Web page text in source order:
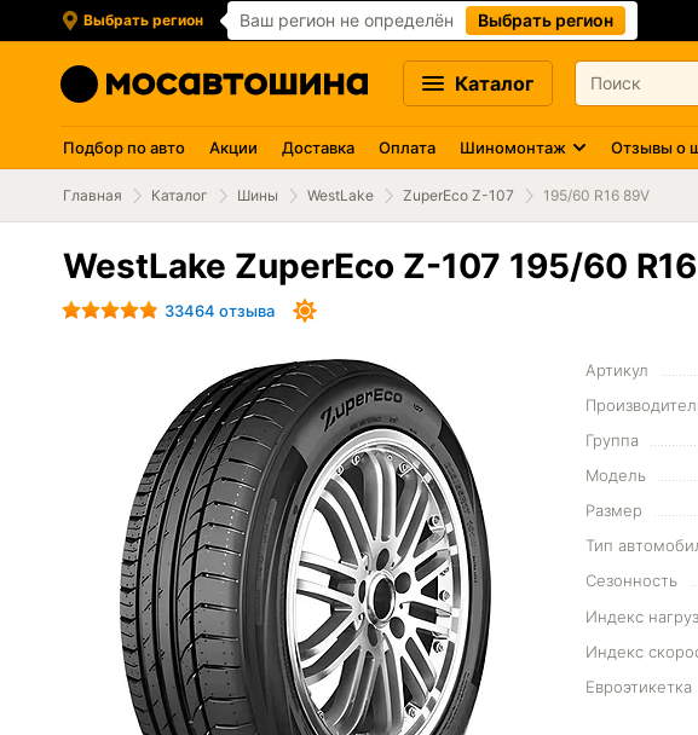
Выбрать регион Ваш регион не определён Выбрать регион
Каталог
Подбор по авто Акции Доставка Оплата Шиномонтаж Отзывы о
Главная Каталог Шины WestLake ZuperEco Z-107 195/60 R16 89V
WestLake ZuperEco Z-107 195/60
33464 отзыва
Артикул
Группа
Модель
Размер
Тип
Сезонность
Индекс
Индекс
Евроэтикетка